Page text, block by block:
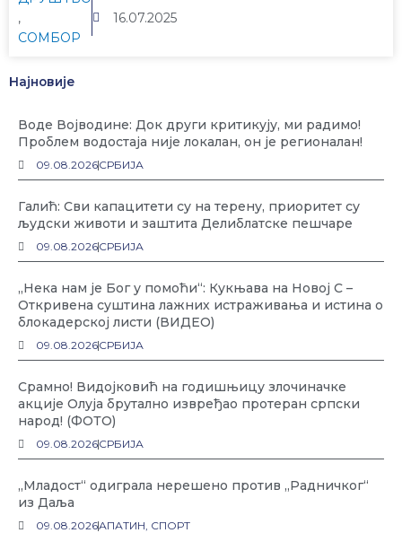
,
СОМБОР
16.07.2025
Најновије
Воде Војводине: Док други критикују, ми радимо!
Проблем водостаја није локалан, он је регионалан!
09.08.2026СРБИЈА
Галић: Сви капацитети су на терену, приоритет су
људски животи и заштита Делиблатске пешчаре
09.08.2026СРБИЈА
„Нека нам је Бог у помоћи“: Кукњава на Новој С –
Откривена суштина лажних истраживања и истина о
блокадерској листи (ВИДЕО)
09.08.2026СРБИЈА
Срамно! Видојковић на годишњицу злочиначке
акције Олуја брутално извређао протеран српски
народ! (ФОТО)
09.08.2026СРБИЈА
„Младост“ одиграла нерешено против „Радничког“
из Даља
09.08.2026АПАТИН, СПОРТ